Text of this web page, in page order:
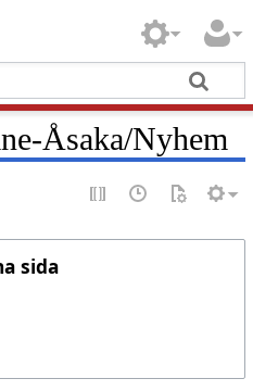
Åsaka/Nyhem
sida